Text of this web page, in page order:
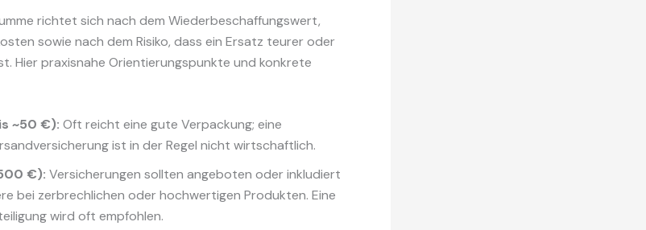
richtet sich nach dem Wiederbeschaffungswert,
sowie nach dem Risiko, dass ein Ersatz teurer oder
Hier praxisnahe Orientierungspunkte und konkrete
~50 €): Oft reicht eine gute Verpackung; eine
ist in der Regel nicht wirtschaftlich.
€): Versicherungen sollten angeboten oder inkludiert
bei zerbrechlichen oder hochwertigen Produkten. Eine
wird oft empfohlen.